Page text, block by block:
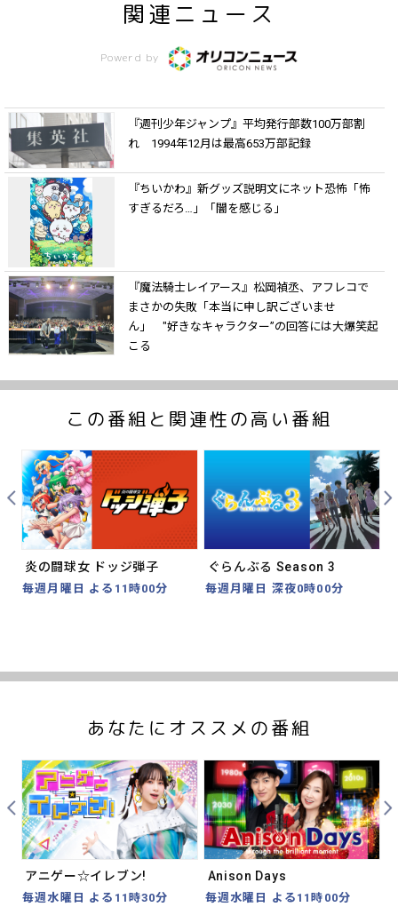
関連ニュース
Powerd by
『週刊少年ジャンプ』平均発行部数100万部割
れ 1994年12月は最高653万部記録
『ちいかわ』新グッズ説明文にネット恐怖「怖
すぎるだろ…」「闇を感じる」
『魔法騎士レイアース』松岡禎丞、アフレコで
まさかの失敗「本当に申し訳ございませ
ん」 "好きなキャラクター”の回答には大爆笑起
こる
この番組と関連性の高い番組
炎の闘球女 ドッジ弾子
毎週月曜日 よる11時00分
ぐらんぶる Season 3
毎週月曜日 深夜0時00分
あなたにオススメの番組
アニゲー☆イレブン!
毎週水曜日 よる11時30分
Anison Days
毎週水曜日 よる11時00分
Prev